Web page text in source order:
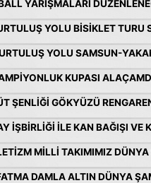
YARIŞMALARI
YOLU BİSİKLET TURU
YOLU SAMSUN-
KUPASI
ŞENLİĞİ GÖKYÜZÜ
İŞBİRLİĞİ İLE KAN BAĞIŞI
MİLLİ TAKIMIMIZ DÜNYA
DAMLA ALTIN DÜNYA